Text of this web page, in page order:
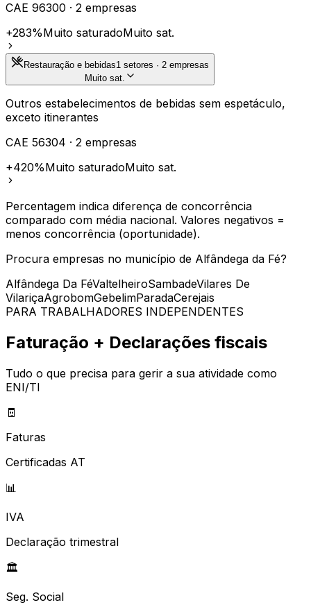
CAE 96300 · 2 empresas
+283%Muito saturadoMuito sat.
Restauração e bebidas1 setores · 2 empresas
Muito sat.
Outros estabelecimentos de bebidas sem espetáculo,
exceto itinerantes
CAE 56304 · 2 empresas
+420%Muito saturadoMuito sat.
Percentagem indica diferença de concorrência
comparado com média nacional. Valores negativos =
menos concorrência (oportunidade).
Procura empresas no município de Alfândega da Fé?
Alfândega Da FéValtelheiroSambadeVilares De
VilariçaAgrobomGebelimParadaCerejais
PARA TRABALHADORES INDEPENDENTES
Faturação + Declarações fiscais
Tudo o que precisa para gerir a sua atividade como
ENI/TI
🧾
Faturas
Certificadas AT
📊
IVA
Declaração trimestral
🏛️
Seg. Social